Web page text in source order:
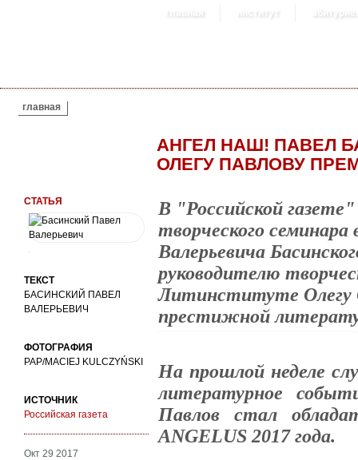
главная институт
ВЫ ЗДЕСЬ
главная
АНГЕЛ НАШ! ПАВЕЛ
ОЛЕГУ ПАВЛОВУ
СТАТЬЯ
ТЕКСТ
БАСИНСКИЙ ПАВЕЛ
ВАЛЕРЬЕВИЧ
ФОТОГРАФИЯ
PAP/MACIEJ KULCZYŃSKI
ИСТОЧНИК
Российская газета
Окт 29 2017
В "Российской
творческого
Валерьевича
руководителю
Литинституте Олегу
престижной
На прошлой неделе
литературное
Павлов стал
ANGELUS 2017 года.